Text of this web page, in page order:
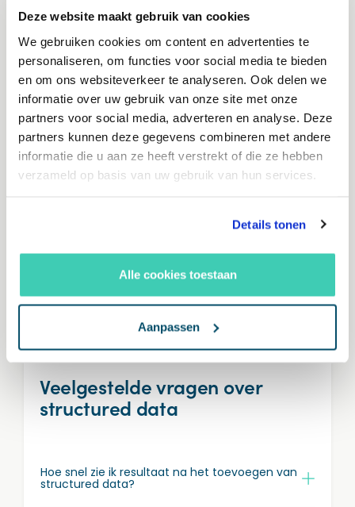
Deze website maakt gebruik van cookies
We gebruiken cookies om content en advertenties te
personaliseren, om functies voor social media te bieden
en om ons websiteverkeer te analyseren. Ook delen we
informatie over uw gebruik van onze site met onze
partners voor social media, adverteren en analyse. Deze
partners kunnen deze gegevens combineren met andere
informatie die u aan ze heeft verstrekt of die ze hebben
verzameld op basis van uw gebruik van hun services.
Details tonen
Alle cookies toestaan
Aanpassen
Bedrijfsinformatie – zoals
contactgegevens
Evenementen – met datum, locatie en
ticketinformatie
Artikelen en blogs – met auteur,
publicatiedatum en categorie
FAQ’s enrecensies – waarmee Google
Door de juiste structured data toe te
voegen, geef je Google context. Dat helpt
om jouw pagina’s beter te positioneren en
relevanter te maken voor zoekopdrachten.
Veelgestelde vragen over
structured data
Hoe snel zie ik resultaat na het toevoegen van
structured data?